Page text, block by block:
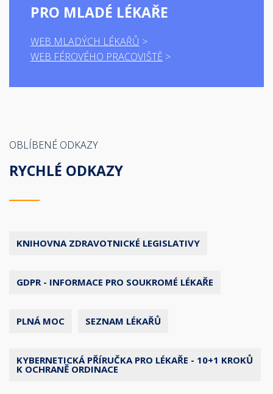
PRO MLADÉ LÉKAŘE
WEB MLADÝCH LÉKAŘŮ
WEB FÉROVÉHO PRACOVIŠTĚ
OBLÍBENÉ ODKAZY
RYCHLÉ ODKAZY
KNIHOVNA ZDRAVOTNICKÉ LEGISLATIVY
GDPR - INFORMACE PRO SOUKROMÉ LÉKAŘE
PLNÁ MOC SEZNAM LÉKAŘŮ
KYBERNETICKÁ PŘÍRUČKA PRO LÉKAŘE - 10+1 KROKŮ
K OCHRANĚ ORDINACE